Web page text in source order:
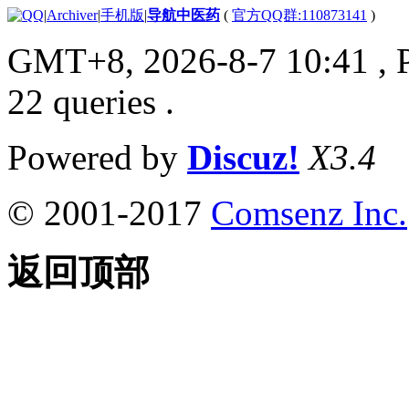
|Archiver|手机版|导航中医药 ( 官方QQ群:110873141 )
GMT+8, 2026-8-7 10:41 ,
22 queries .
Powered by Discuz! X3.4
© 2001-2017 Comsenz Inc.
返回顶部